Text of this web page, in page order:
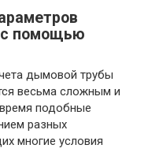
с помощью
дымовой трубы
весьма сложным и
подобные
разных
многие условия